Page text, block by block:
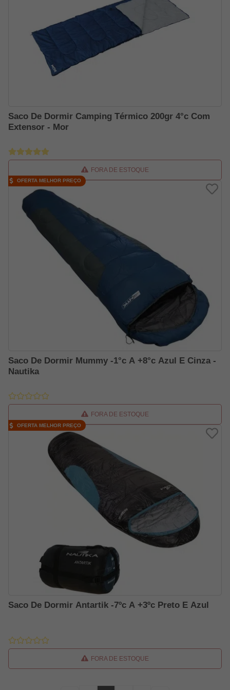
Saco De Dormir Camping Térmico 200gr 4°c Com
Extensor - Mor
FORA DE ESTOQUE
Saco De Dormir Mummy -1°c A +8°c Azul E Cinza -
Nautika
FORA DE ESTOQUE
OFERTA MELHOR PREÇO
Saco De Dormir Antartik -7ºc A +3ºc Preto E Azul
FORA DE ESTOQUE
OFERTA MELHOR PREÇO